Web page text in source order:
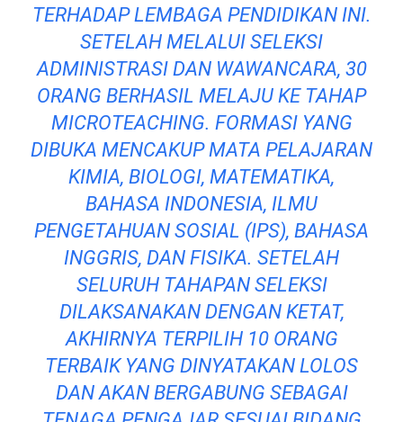
TERHADAP LEMBAGA PENDIDIKAN INI.
SETELAH MELALUI SELEKSI
ADMINISTRASI DAN WAWANCARA, 30
ORANG BERHASIL MELAJU KE TAHAP
MICROTEACHING. FORMASI YANG
DIBUKA MENCAKUP MATA PELAJARAN
KIMIA, BIOLOGI, MATEMATIKA,
BAHASA INDONESIA, ILMU
PENGETAHUAN SOSIAL (IPS), BAHASA
INGGRIS, DAN FISIKA. SETELAH
SELURUH TAHAPAN SELEKSI
DILAKSANAKAN DENGAN KETAT,
AKHIRNYA TERPILIH 10 ORANG
TERBAIK YANG DINYATAKAN LOLOS
DAN AKAN BERGABUNG SEBAGAI